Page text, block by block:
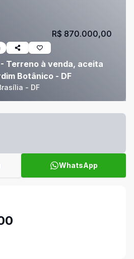
Terreno à venda, aceita
Botânico - DF
- DF
R$ 870.000,00
WhatsApp